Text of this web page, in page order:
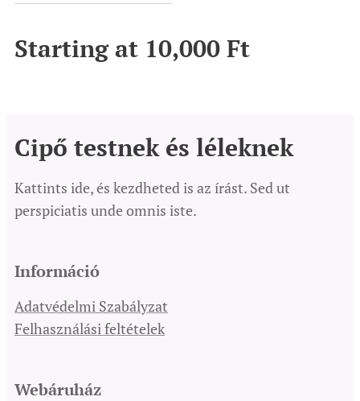
Starting at 10,000 Ft
Cipő testnek és léleknek
Kattints ide, és kezdheted is az írást. Sed ut
perspiciatis unde omnis iste.
Információ
Adatvédelmi Szabályzat
Felhasználási feltételek
Webáruház